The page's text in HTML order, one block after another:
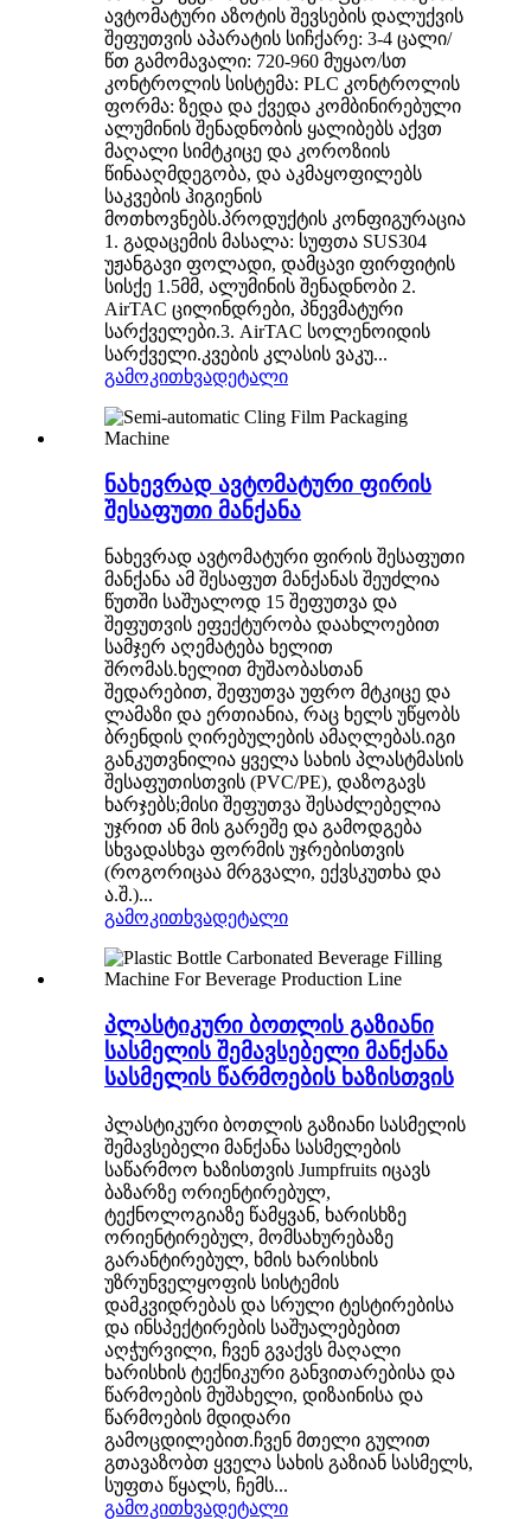
ავტომატური აზოტის შევსების დალუქვის
შეფუთვის აპარატის სიჩქარე: 3-4 ცალი/
წთ გამომავალი: 720-960 მუყაო/სთ
კონტროლის სისტემა: PLC კონტროლის
ფორმა: ზედა და ქვედა კომბინირებული
ალუმინის შენადნობის ყალიბებს აქვთ
მაღალი სიმტკიცე და კოროზიის
წინააღმდეგობა, და აკმაყოფილებს
საკვების ჰიგიენის
მოთხოვნებს.პროდუქტის კონფიგურაცია
1. გადაცემის მასალა: სუფთა SUS304
უჟანგავი ფოლადი, დამცავი ფირფიტის
სისქე 1.5მმ, ალუმინის შენადნობი 2.
AirTAC ცილინდრები, პნევმატური
სარქველები.3. AirTAC სოლენოიდის
სარქველი.კვების კლასის ვაკუ...
გამოკითხვადეტალი
ნახევრად ავტომატური ფირის
შესაფუთი მანქანა
ნახევრად ავტომატური ფირის შესაფუთი
მანქანა ამ შესაფუთ მანქანას შეუძლია
წუთში საშუალოდ 15 შეფუთვა და
შეფუთვის ეფექტურობა დაახლოებით
სამჯერ აღემატება ხელით
შრომას.ხელით მუშაობასთან
შედარებით, შეფუთვა უფრო მტკიცე და
ლამაზი და ერთიანია, რაც ხელს უწყობს
ბრენდის ღირებულების ამაღლებას.იგი
განკუთვნილია ყველა სახის პლასტმასის
შესაფუთისთვის (PVC/PE), დაზოგავს
ხარჯებს;მისი შეფუთვა შესაძლებელია
უჯრით ან მის გარეშე და გამოდგება
სხვადასხვა ფორმის უჯრებისთვის
(როგორიცაა მრგვალი, ექვსკუთხა და
ა.შ.)...
გამოკითხვადეტალი
პლასტიკური ბოთლის გაზიანი
სასმელის შემავსებელი მანქანა
სასმელის წარმოების ხაზისთვის
პლასტიკური ბოთლის გაზიანი სასმელის
შემავსებელი მანქანა სასმელების
საწარმოო ხაზისთვის Jumpfruits იცავს
ბაზარზე ორიენტირებულ,
ტექნოლოგიაზე წამყვან, ხარისხზე
ორიენტირებულ, მომსახურებაზე
გარანტირებულ, ხმის ხარისხის
უზრუნველყოფის სისტემის
დამკვიდრებას და სრული ტესტირებისა
და ინსპექტირების საშუალებებით
აღჭურვილი, ჩვენ გვაქვს მაღალი
ხარისხის ტექნიკური განვითარებისა და
წარმოების მუშახელი, დიზაინისა და
წარმოების მდიდარი
გამოცდილებით.ჩვენ მთელი გულით
გთავაზობთ ყველა სახის გაზიან სასმელს,
სუფთა წყალს, ჩემს...
გამოკითხვადეტალი